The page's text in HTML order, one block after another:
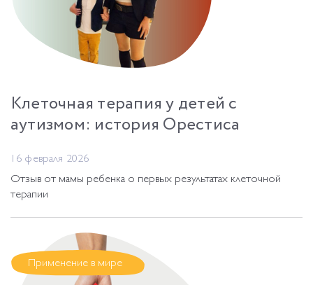
Клеточная терапия у детей с
аутизмом: история Орестиса
16 февраля 2026
Отзыв от мамы ребенка о первых результатах клеточной
терапии
Применение в мире